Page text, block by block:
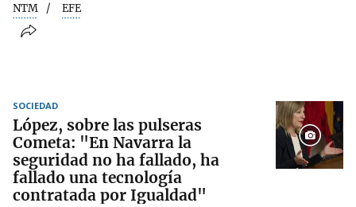
NTM EFE
SOCIEDAD
López, sobre las pulseras
Cometa: "En Navarra la
seguridad no ha fallado, ha
fallado una tecnología
contratada por Igualdad"